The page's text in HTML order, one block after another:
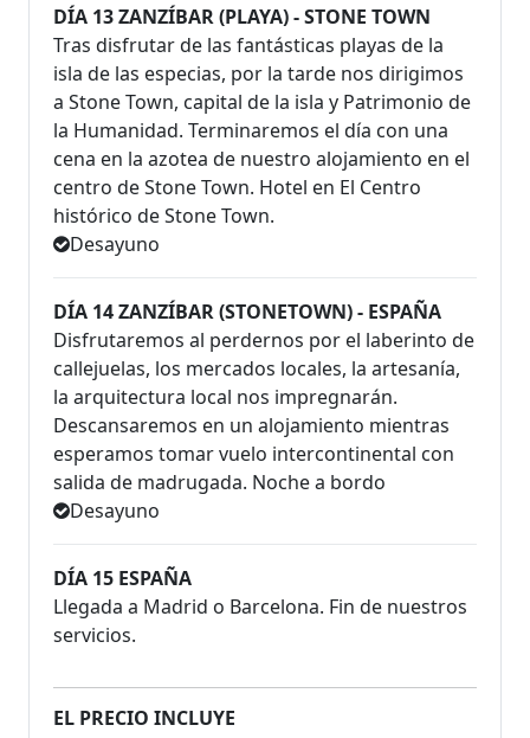
DÍA 13 ZANZÍBAR (PLAYA) - STONE TOWN
Tras disfrutar de las fantásticas playas de la
isla de las especias, por la tarde nos dirigimos
a Stone Town, capital de la isla y Patrimonio de
la Humanidad. Terminaremos el día con una
cena en la azotea de nuestro alojamiento en el
centro de Stone Town. Hotel en El Centro
histórico de Stone Town.
Desayuno
DÍA 14 ZANZÍBAR (STONETOWN) - ESPAÑA
Disfrutaremos al perdernos por el laberinto de
callejuelas, los mercados locales, la artesanía,
la arquitectura local nos impregnarán.
Descansaremos en un alojamiento mientras
esperamos tomar vuelo intercontinental con
salida de madrugada. Noche a bordo
Desayuno
DÍA 15 ESPAÑA
Llegada a Madrid o Barcelona. Fin de nuestros
servicios.
EL PRECIO INCLUYE